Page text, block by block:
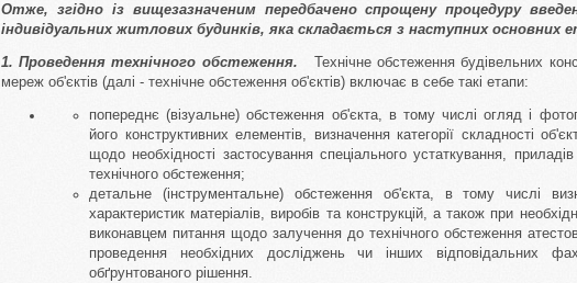
Отже, згідно із вищезазначеним передбачено спрощену процедуру
індивідуальних житлових будинків, яка складається з наступних основних
1. Проведення технічного обстеження.
Технічне обстеження будівельних
мереж об'єктів (далі - технічне обстеження об'єктів) включає в себе такі етапи:
попереднє (візуальне) обстеження об'єкта, в тому числі огляд і
його конструктивних елементів, визначення категорії складності
щодо необхідності застосування спеціального устаткування,
технічного обстеження;
детальне (інструментальне) обстеження об'єкта, в тому числі
характеристик матеріалів, виробів та конструкцій, а також при
виконавцем питання щодо залучення до технічного обстеження
проведення необхідних досліджень чи інших відповідальних
обґрунтованого рішення.